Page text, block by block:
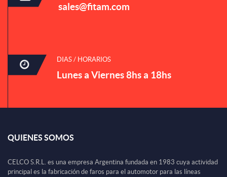
sales@fitam.com
DIAS / HORARIOS
Lunes a Viernes 8hs a 18hs
QUIENES SOMOS
CELCO S.R.L. es una empresa Argentina fundada en 1983 cuya actividad
principal es la fabricación de faros para el automotor para las líneas